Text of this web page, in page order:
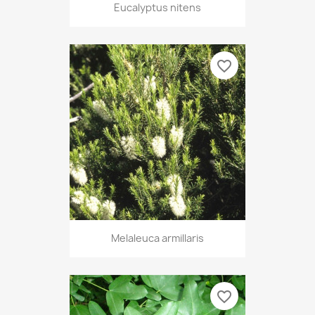
Eucalyptus nitens
Melaleuca armillaris
favorite_border
favorite_border